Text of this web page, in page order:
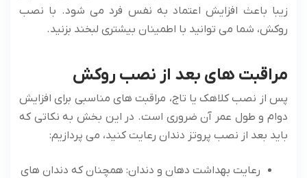
زیبا باعث افزایش اعتماد به نفس فرد می شود. با نصب
روکش، شما می توانید با اطمینان بیشتری لبخند بزنید.
مراقبت های بعد از نصب روکش
پس از نصب کلاهک یا تاج، مراقبت های مناسبی برای افزایش
دوام و طول عمر آن ضروری است. در این بخش به نکاتی که
باید بعد از نصب پروتز دندان رعایت کنید، می پردازیم:
رعایت بهداشت دهان و دندان: همچنان که دندان های